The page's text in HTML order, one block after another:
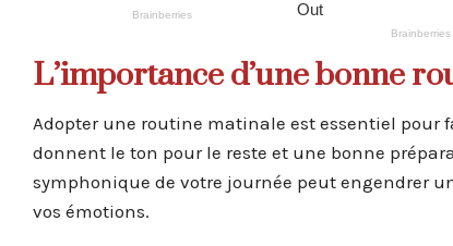
L’importance d’une bonne
Adopter une routine matinale est essentiel pour
donnent le ton pour le reste et une bonne
symphonique de votre journée peut engendrer
vos émotions.